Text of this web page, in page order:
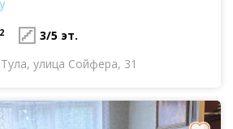
2
3/5 эт.
улица Сойфера, 31